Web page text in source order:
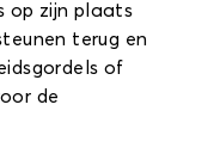
op zijn plaats
terug en
of
de